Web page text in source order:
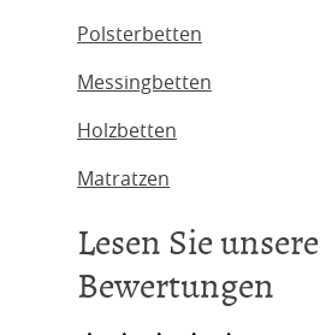
Polsterbetten
Messingbetten
Holzbetten
Matratzen
Lesen Sie unsere
Bewertungen